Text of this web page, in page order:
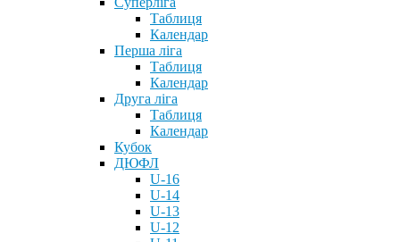
Таблиця
Календар
Перша ліга
Таблиця
Календар
Друга ліга
Таблиця
Календар
Кубок
ДЮФЛ
U-16
U-14
U-13
U-12